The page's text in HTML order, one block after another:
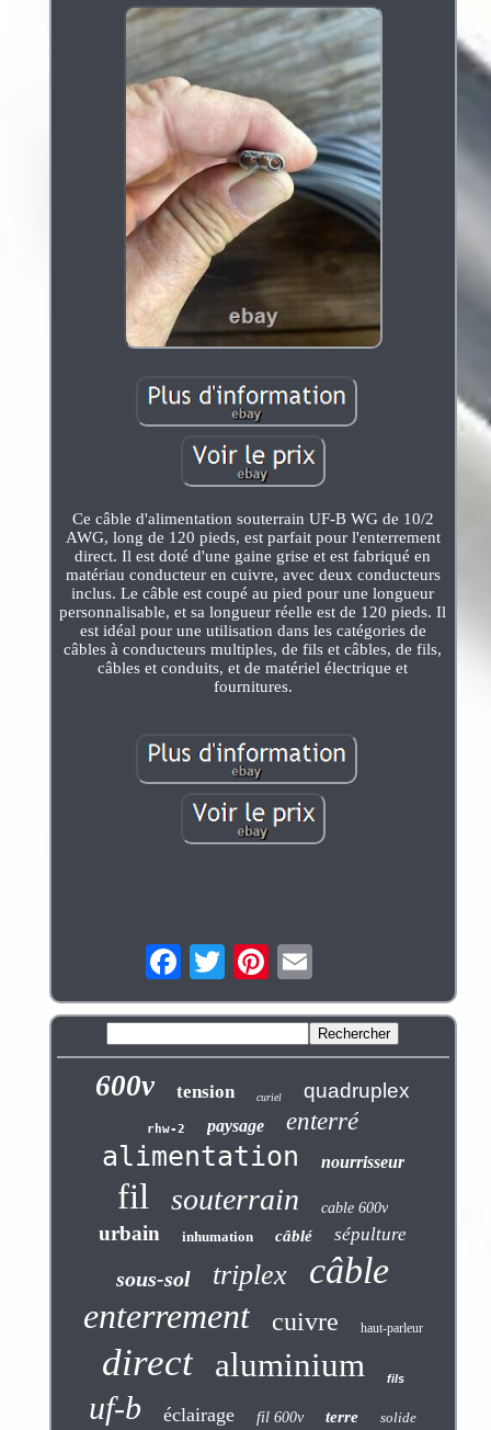
Ce câble d'alimentation souterrain UF-B WG de 10/2
AWG, long de 120 pieds, est parfait pour l'enterrement
direct. Il est doté d'une gaine grise et est fabriqué en
matériau conducteur en cuivre, avec deux conducteurs
inclus. Le câble est coupé au pied pour une longueur
personnalisable, et sa longueur réelle est de 120 pieds. Il
est idéal pour une utilisation dans les catégories de
câbles à conducteurs multiples, de fils et câbles, de fils,
câbles et conduits, et de matériel électrique et
fournitures.
600v tension curiel quadruplex
rhw-2 paysage enterré
alimentation nourrisseur
fil souterrain cable 600v
urbain inhumation câblé sépulture
sous-sol triplex câble
enterrement cuivre haut-parleur
direct aluminium fils
uf-b éclairage fil 600v terre solide